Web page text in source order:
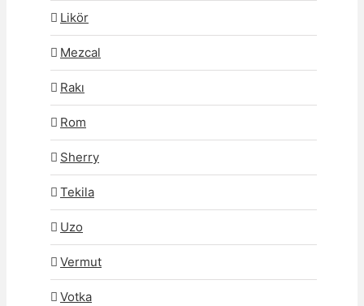
Likör
Mezcal
Rakı
Rom
Sherry
Tekila
Uzo
Vermut
Votka